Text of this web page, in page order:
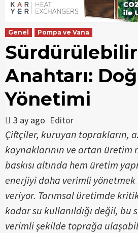
Genel Pompa ve Vana
Sürdürülebilir
Anahtarı:
Yönetimi
3 ay ago Editör
Çiftçiler, kuruyan toprakların,
kaynaklarının ve artan üretim
baskısı altında hem üretim
enerjiyi daha verimli
veriyor. Tarımsal üretimde
kadar su kullanıldığı değil, bu
verimli şekilde toprağa